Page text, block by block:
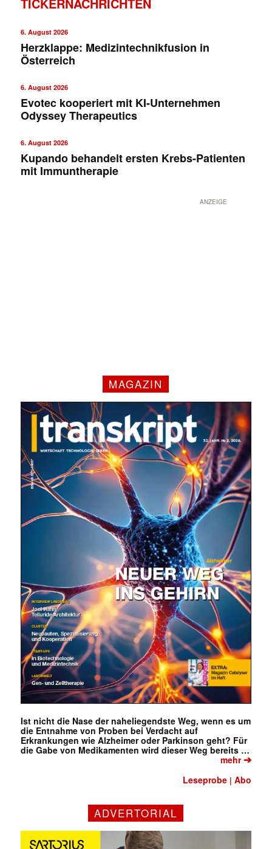
6. August 2026
Herzklappe: Medizintechnikfusion in
Österreich
6. August 2026
Evotec kooperiert mit KI-Unternehmen
Odyssey Therapeutics
6. August 2026
Kupando behandelt ersten Krebs-Patienten
mit Immuntherapie
ANZEIGE
MAGAZIN
Ist nicht die Nase der naheliegendste Weg, wenn es um
die Entnahme von Proben bei Verdacht auf
Erkrankungen wie Alzheimer oder Parkinson geht? Für
die Gabe von Medikamenten wird dieser Weg bereits …
mehr➔
Leseprobe |Abo
ADVERTORIAL